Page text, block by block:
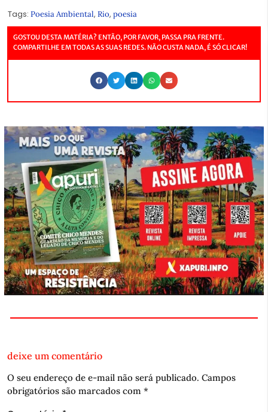
Tags: Poesia Ambiental, Rio, poesia
GOSTOU DESTA MATÉRIA? ENTÃO, POR FAVOR, PASSA PRA FRENTE.
COMPARTILHE EM TODAS AS SUAS REDES. NÃO CUSTA NADA, É SÓ CLICAR!
deixe um comentário
O seu endereço de e-mail não será publicado. Campos
obrigatórios são marcados com *